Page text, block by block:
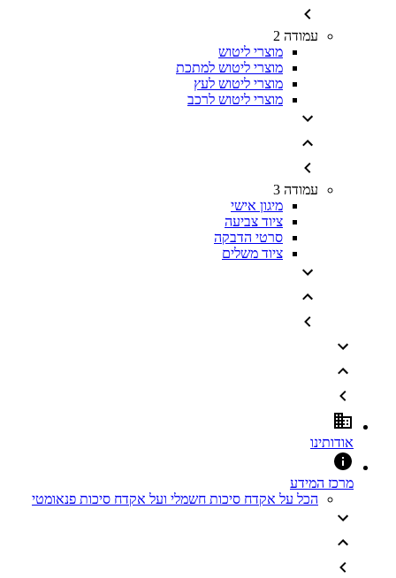
עמודה 2
מוצרי ליטוש
מוצרי ליטוש למתכת
מוצרי ליטוש לעץ
מוצרי ליטוש לרכב
עמודה 3
מיגון אישי
ציוד צביעה
סרטי הדבקה
ציוד משלים
אודותינו
מרכז המידע
הכל על אקדח סיכות חשמלי ועל אקדח סיכות פנאומטי